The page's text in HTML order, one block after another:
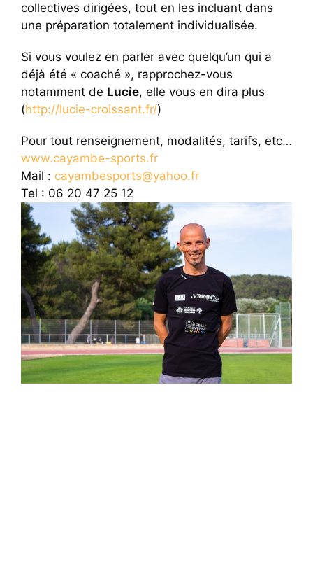
collectives dirigées, tout en les incluant dans
une préparation totalement individualisée.
Si vous voulez en parler avec quelqu’un qui a
déjà été « coaché », rapprochez-vous
notamment de Lucie, elle vous en dira plus
(http://lucie-croissant.fr/)
Pour tout renseignement, modalités, tarifs, etc…
www.cayambe-sports.fr
Mail : cayambesports@yahoo.fr
Tel : 06 20 47 25 12